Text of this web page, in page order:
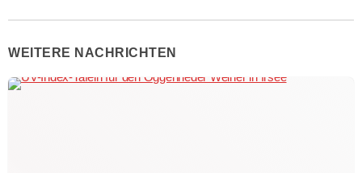
WEITERE NACHRICHTEN